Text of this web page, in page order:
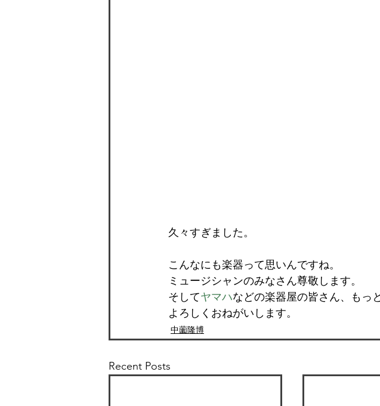
久々すぎました。
こんなにも楽器って思いんですね。
ミュージシャンのみなさん尊敬します。
そしてヤマハなどの楽器屋の皆さん、もっ
よろしくおねがいします。
中薗隆博
Recent Posts